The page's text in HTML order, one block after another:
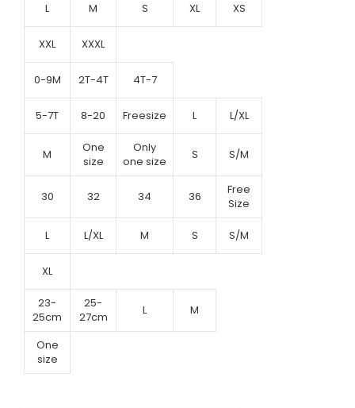
L M S XL XS
XXL XXXL
0-9M 2T-4T 4T-7
5-7T 8-20 Freesize L L/XL
M
One
size
Only
one size
S S/M
30 32 34 36
Free
Size
L L/XL M S S/M
XL
23-
25cm
25-
27cm
L M
One
size